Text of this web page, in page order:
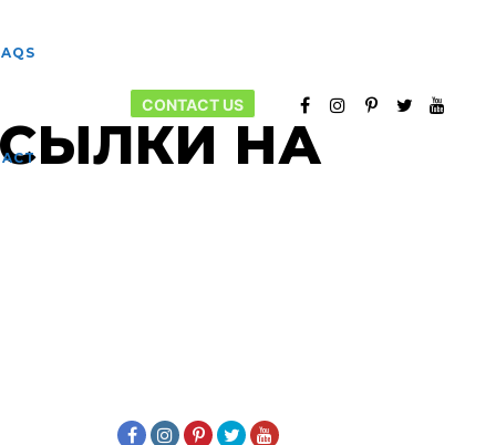
More info
CONTACT US
НА